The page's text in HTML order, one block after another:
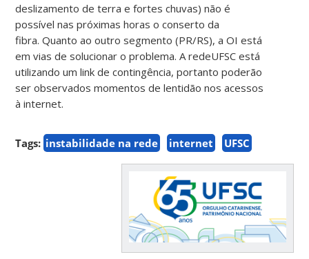
deslizamento de terra e fortes chuvas) não é
possível nas próximas horas o conserto da
fibra. Quanto ao outro segmento (PR/RS), a OI está
em vias de solucionar o problema. A redeUFSC está
utilizando um link de contingência, portanto poderão
ser observados momentos de lentidão nos acessos
à internet.
Tags: instabilidade na rede internet UFSC